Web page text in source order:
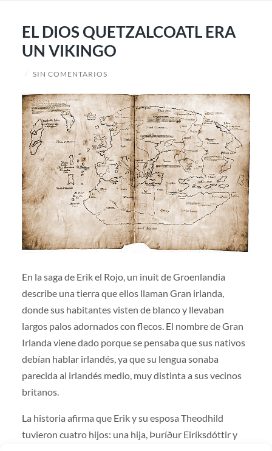
EL DIOS QUETZALCOATL ERA
UN VIKINGO
/ SIN COMENTARIOS
En la saga de Erik el Rojo, un inuit de Groenlandia
describe una tierra que ellos llaman Gran irlanda,
donde sus habitantes visten de blanco y llevaban
largos palos adornados con flecos. El nombre de Gran
Irlanda viene dado porque se pensaba que sus nativos
debían hablar irlandés, ya que su lengua sonaba
parecida al irlandés medio, muy distinta a sus vecinos
britanos.
La historia afirma que Erik y su esposa Theodhild
tuvieron cuatro hijos: una hija, Þuríður Eiríksdóttir y